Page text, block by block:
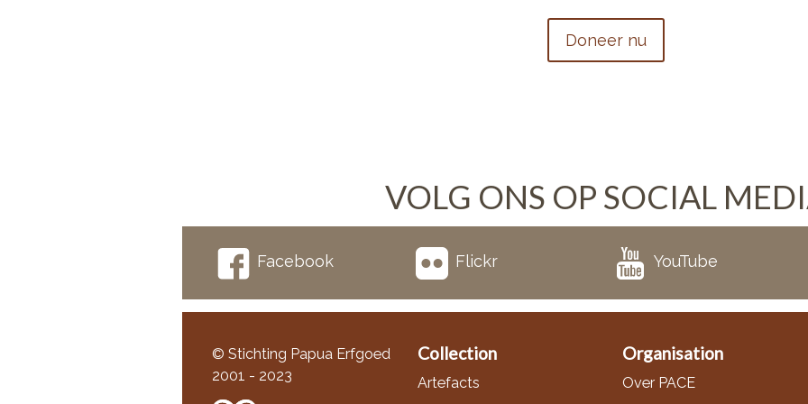
Doneer nu
VOLG ONS OP SOCIAL
Facebook Flickr YouTube
© Stichting Papua Erfgoed
2001 - 2023
Collection
Artefacts
Organisation
Over PACE